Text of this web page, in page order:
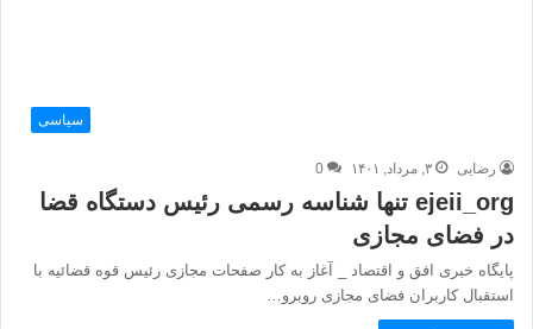
سیاسی
رضایی ۳, مرداد, ۱۴۰۱ 0
ejeii_org تنها شناسه رسمی رئیس دستگاه قضا
در فضای مجازی
پایگاه خبری افق و اقتصاد _ آغاز به کار صفحات مجازی رئیس قوه قضائيه با
استقبال کاربران فضای مجازی روبرو…